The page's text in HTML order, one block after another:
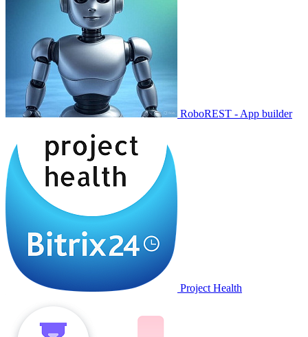
RoboREST - App builder
Project Health